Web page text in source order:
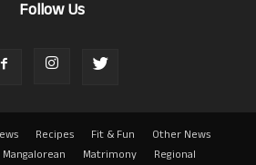
Follow Us
Recipes Fit & Fun
Other News
Mangalorean Matrimony Regional